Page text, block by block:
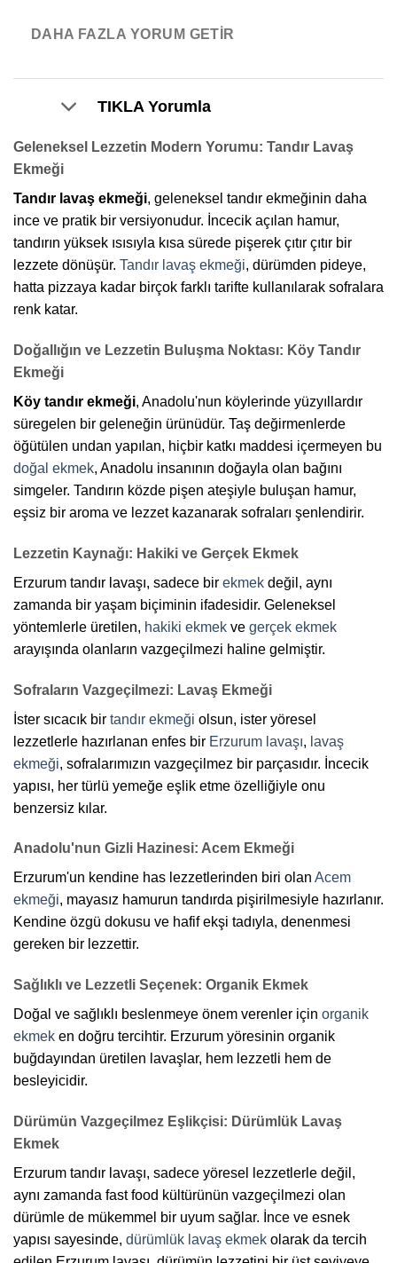
o
t
o
5
DAHA FAZLA YORUM GETIR
TIKLA Yorumla
Geleneksel Lezzetin Modern Yorumu: Tandır Lavaş
Ekmeği
Tandır lavaş ekmeği, geleneksel tandır ekmeğinin daha
ince ve pratik bir versiyonudur. İncecik açılan hamur,
tandırın yüksek ısısıyla kısa sürede pişerek çıtır çıtır bir
lezzete dönüşür. Tandır lavaş ekmeği, dürümden pideye,
hatta pizzaya kadar birçok farklı tarifte kullanılarak sofralara
renk katar.
Doğallığın ve Lezzetin Buluşma Noktası: Köy Tandır
Ekmeği
Köy tandır ekmeği, Anadolu'nun köylerinde yüzyıllardır
süregelen bir geleneğin ürünüdür. Taş değirmenlerde
öğütülen undan yapılan, hiçbir katkı maddesi içermeyen bu
doğal ekmek, Anadolu insanının doğayla olan bağını
simgeler. Tandırın közde pişen ateşiyle buluşan hamur,
eşsiz bir aroma ve lezzet kazanarak sofraları şenlendirir.
Lezzetin Kaynağı: Hakiki ve Gerçek Ekmek
Erzurum tandır lavaşı, sadece bir ekmek değil, aynı
zamanda bir yaşam biçiminin ifadesidir. Geleneksel
yöntemlerle üretilen, hakiki ekmek ve gerçek ekmek
arayışında olanların vazgeçilmezi haline gelmiştir.
Sofraların Vazgeçilmezi: Lavaş Ekmeği
İster sıcacık bir tandır ekmeği olsun, ister yöresel
lezzetlerle hazırlanan enfes bir Erzurum lavaşı, lavaş
ekmeği, sofralarımızın vazgeçilmez bir parçasıdır. İncecik
yapısı, her türlü yemeğe eşlik etme özelliğiyle onu
benzersiz kılar.
Anadolu'nun Gizli Hazinesi: Acem Ekmeği
Erzurum'un kendine has lezzetlerinden biri olan Acem
ekmeği, mayasız hamurun tandırda pişirilmesiyle hazırlanır.
Kendine özgü dokusu ve hafif ekşi tadıyla, denenmesi
gereken bir lezzettir.
Sağlıklı ve Lezzetli Seçenek: Organik Ekmek
Doğal ve sağlıklı beslenmeye önem verenler için organik
ekmek en doğru tercihtir. Erzurum yöresinin organik
buğdayından üretilen lavaşlar, hem lezzetli hem de
besleyicidir.
Dürümün Vazgeçilmez Eşlikçisi: Dürümlük Lavaş
Ekmek
Erzurum tandır lavaşı, sadece yöresel lezzetlerle değil,
aynı zamanda fast food kültürünün vazgeçilmezi olan
dürümle de mükemmel bir uyum sağlar. İnce ve esnek
yapısı sayesinde, dürümlük lavaş ekmek olarak da tercih